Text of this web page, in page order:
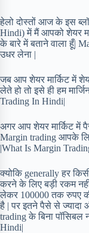
हेलो दोस्तों आज के इस
Hindi) में मैं आपको शेयर
के बारे में बताने वाला हूँ|
उधर लेना |
जब आप शेयर मार्किट में
लेते हो तो इसे ही हम
Trading In Hindi|
अगर आप शेयर मार्किट में
Margin trading आपके
|What Is Margin
क्योकि generally हर
करने के लिए बड़ी रकम नहीं
लेकर 100000 तक रुपए
है | पर इतने पैसे से ज्यादा
trading के बिना पॉसिबल
Hindi|